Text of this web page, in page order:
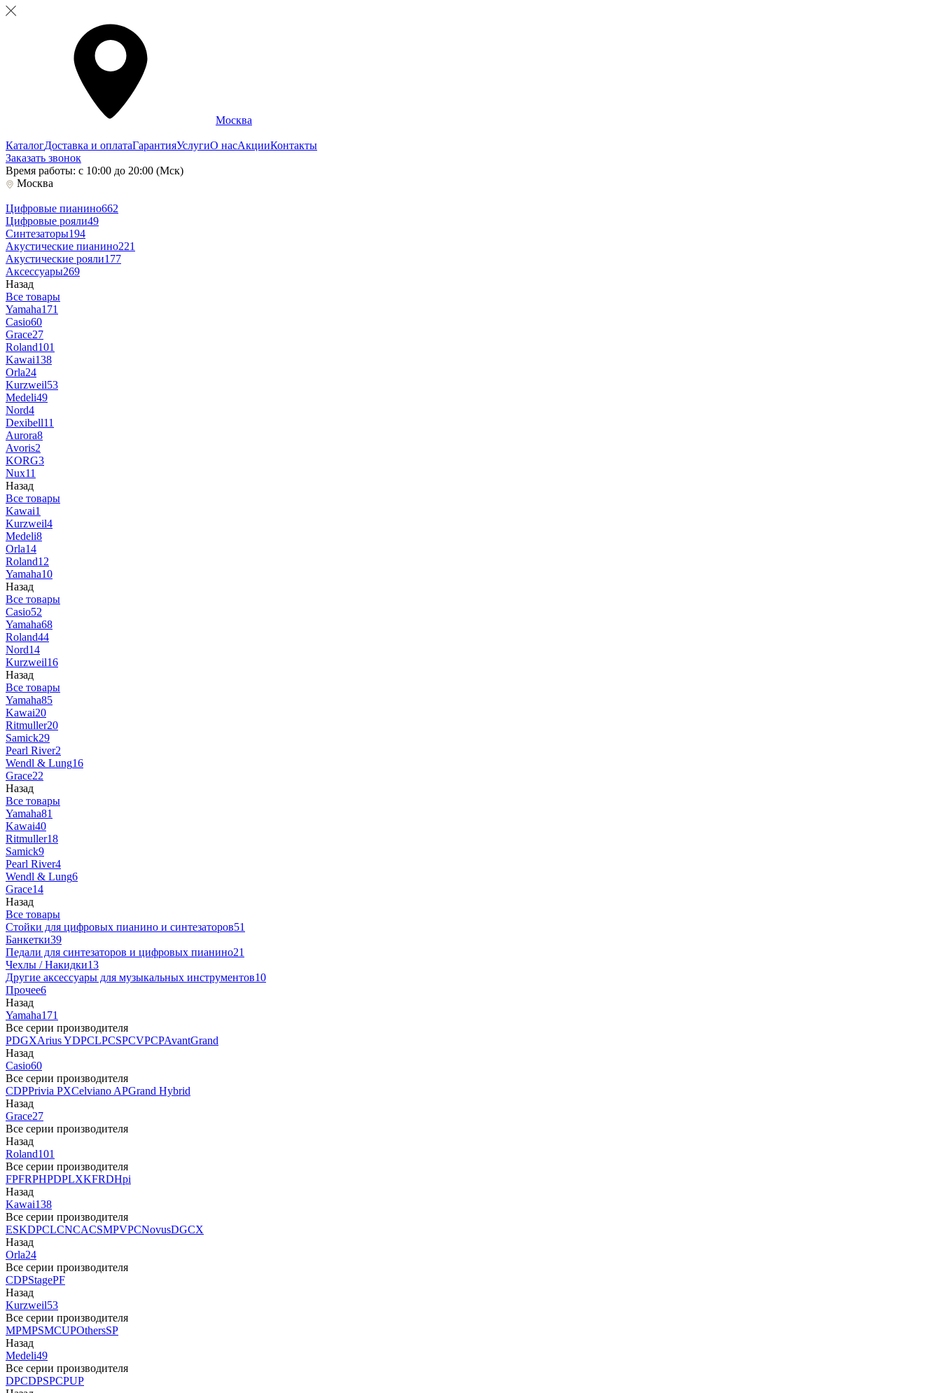
Москва
КаталогДоставка и оплатаГарантияУслугиО насАкцииКонтакты
Заказать звонок
Время работы: с 10:00 до 20:00 (Мск)
Москва
Цифровые пианино662
Цифровые рояли49
Синтезаторы194
Акустические пианино221
Акустические рояли177
Аксессуары269
Назад
Все товары
Yamaha171
Casio60
Grace27
Roland101
Kawai138
Orla24
Kurzweil53
Medeli49
Nord4
Dexibell11
Aurora8
Avoris2
KORG3
Nux11
Назад
Все товары
Kawai1
Kurzweil4
Medeli8
Orla14
Roland12
Yamaha10
Назад
Все товары
Casio52
Yamaha68
Roland44
Nord14
Kurzweil16
Назад
Все товары
Yamaha85
Kawai20
Ritmuller20
Samick29
Pearl River2
Wendl & Lung16
Grace22
Назад
Все товары
Yamaha81
Kawai40
Ritmuller18
Samick9
Pearl River4
Wendl & Lung6
Grace14
Назад
Все товары
Стойки для цифровых пианино и синтезаторов51
Банкетки39
Педали для синтезаторов и цифровых пианино21
Чехлы / Накидки13
Другие аксессуары для музыкальных инструментов10
Прочее6
Назад
Yamaha171
Все серии производителя
PDGXArius YDPCLPCSPCVPCPAvantGrand
Назад
Casio60
Все серии производителя
CDPPrivia PXCelviano APGrand Hybrid
Назад
Grace27
Все серии производителя
Назад
Roland101
Все серии производителя
FPFRPHPDPLXKFRDHpi
Назад
Kawai138
Все серии производителя
ESKDPCLCNCACSMPVPCNovusDGCX
Назад
Orla24
Все серии производителя
CDPStagePF
Назад
Kurzweil53
Все серии производителя
MPMPSMCUPOthersSP
Назад
Medeli49
Все серии производителя
DPCDPSPCPUP